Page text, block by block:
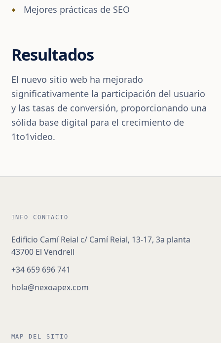
Mejores prácticas de SEO
Resultados
El nuevo sitio web ha mejorado
significativamente la participación del usuario
y las tasas de conversión, proporcionando una
sólida base digital para el crecimiento de
1to1video.
INFO CONTACTO
Edificio Camí Reial c/ Camí Reial, 13-17, 3a planta
43700 El Vendrell
+34 659 696 741
hola@nexoapex.com
MAP DEL SITIO